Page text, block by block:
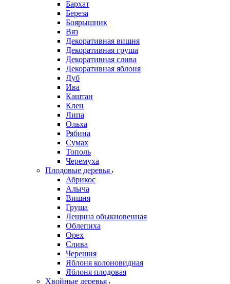
Бархат
Береза
Боярышник
Вяз
Декоративная вишня
Декоративная груша
Декоративная слива
Декоративная яблоня
Дуб
Ива
Каштан
Клен
Липа
Ольха
Рябина
Сумах
Тополь
Черемуха
Плодовые деревья
Абрикос
Алыча
Вишня
Груша
Лещина обыкновенная
Облепиха
Орех
Слива
Черешня
Яблоня колоновидная
Яблоня плодовая
Хвойные деревья